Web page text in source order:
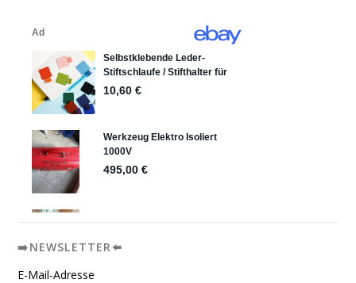
➡️NEWSLETTER⬅️
E-Mail-Adresse